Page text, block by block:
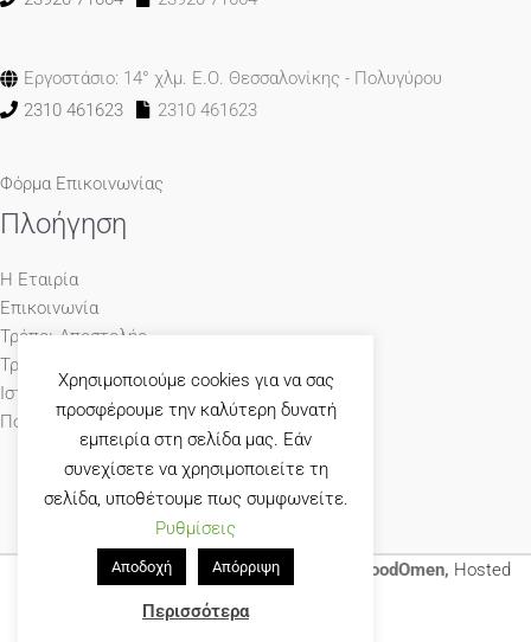
Εργοστάσιο: 14° χλμ. Ε.Ο. Θεσσαλονίκης - Πολυγύρου
2310 461623
2310 461623
Φόρμα Επικοινωνίας
Πλοήγηση
Η Εταιρία
Επικοινωνία
Τρόποι Αποστολής
Τρόποι Πληρωμής
Ιστολόγιο
Πολιτική Απορρήτου
© 1965-2026 Γκούμας Έπιπλο Designed by GoodOmen, Hosted
Χρησιμοποιούμε cookies για να σας
προσφέρουμε την καλύτερη δυνατή
εμπειρία στη σελίδα μας. Εάν
συνεχίσετε να χρησιμοποιείτε τη
σελίδα, υποθέτουμε πως συμφωνείτε.
Ρυθμίσεις
Αποδοχή Απόρριψη
Περισσότερα